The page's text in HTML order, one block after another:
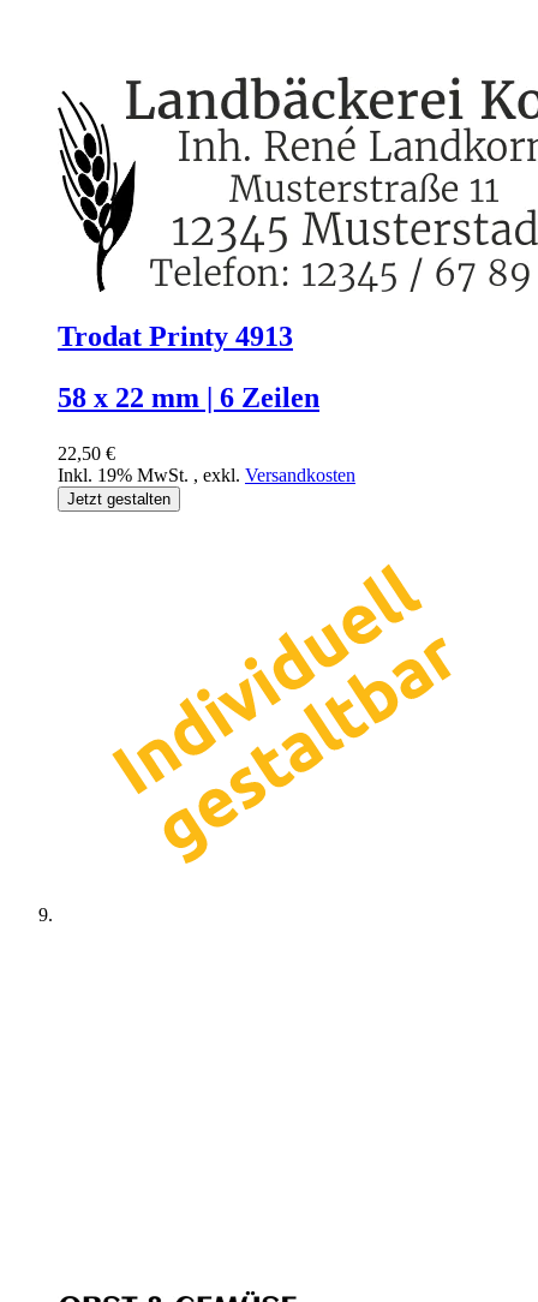
Trodat Printy 4913
58 x 22 mm | 6 Zeilen
22,50 €
Inkl. 19% MwSt. , exkl. Versandkosten
Jetzt gestalten